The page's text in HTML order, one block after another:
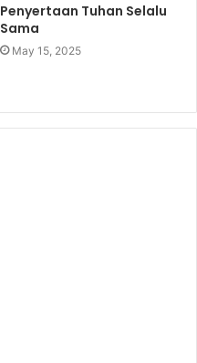
Penyertaan Tuhan Selalu
Sama
May 15, 2025